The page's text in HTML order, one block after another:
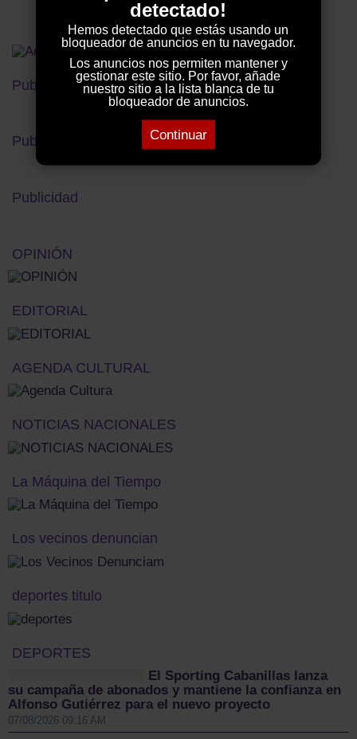
detectado!
Hemos detectado que estás usando un
bloqueador de anuncios en tu navegador.
Los anuncios nos permiten mantener y
gestionar este sitio. Por favor, añade
nuestro sitio a la lista blanca de tu
bloqueador de anuncios.
Continuar
Publicidad
Publicidad
Publicidad
OPINIÓN
EDITORIAL
AGENDA CULTURAL
NOTICIAS NACIONALES
La Máquina del Tiempo
Los vecinos denuncian
deportes titulo
DEPORTES
El Sporting Cabanillas lanza
su campaña de abonados y mantiene la confianza en
Alfonso Gutiérrez para el nuevo proyecto
07/08/2026 09:16 AM